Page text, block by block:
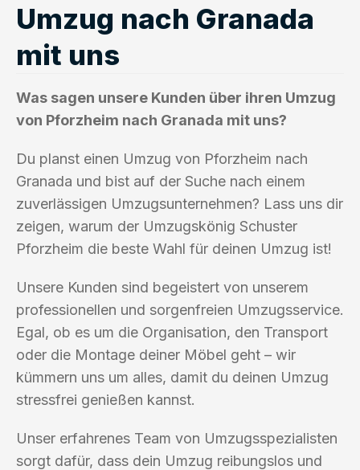
Umzug nach Granada
mit uns
Was sagen unsere Kunden über ihren Umzug
von Pforzheim nach Granada mit uns?
Du planst einen Umzug von Pforzheim nach
Granada und bist auf der Suche nach einem
zuverlässigen Umzugsunternehmen? Lass uns dir
zeigen, warum der Umzugskönig Schuster
Pforzheim die beste Wahl für deinen Umzug ist!
Unsere Kunden sind begeistert von unserem
professionellen und sorgenfreien Umzugsservice.
Egal, ob es um die Organisation, den Transport
oder die Montage deiner Möbel geht – wir
kümmern uns um alles, damit du deinen Umzug
stressfrei genießen kannst.
Unser erfahrenes Team von Umzugsspezialisten
sorgt dafür, dass dein Umzug reibungslos und